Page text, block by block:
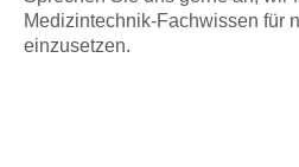
Medizintechnik-Fachwissen für
einzusetzen.